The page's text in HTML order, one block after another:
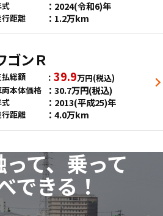
式 2024(令和6)年
行距離 1.2万km
ゴンＲ
払総額 39.9万円(税込)
両本体価格
30.7万円(税込)
式 2013(平成25)年
行距離 4.0万km
て、乗って
できる！